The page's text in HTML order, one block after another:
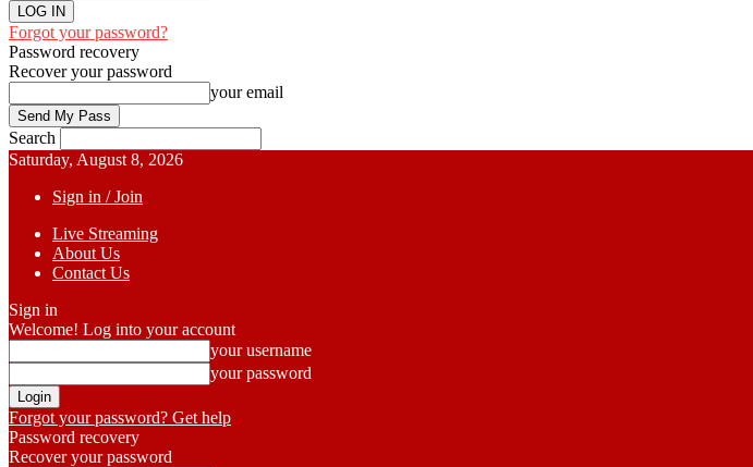
Forgot your password?
Password recovery
Recover your password
your email
Search
Saturday, August 8, 2026
Sign in / Join
Live Streaming
About Us
Contact Us
Sign in
Welcome! Log into your account
your username
your password
Forgot your password? Get help
Password recovery
Recover your password